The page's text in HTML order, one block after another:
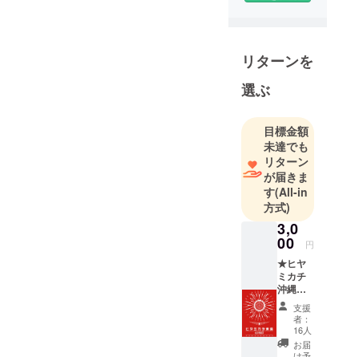
リターンを
選ぶ
目標金額
未達でも
リターン
が届きま
す(All-in
方式)
3,0
00 円
★ヒヤ
ミカチ
沖縄を
応援★
3,000円
からご
支援い
ただけ
支援
者：
16人
お届